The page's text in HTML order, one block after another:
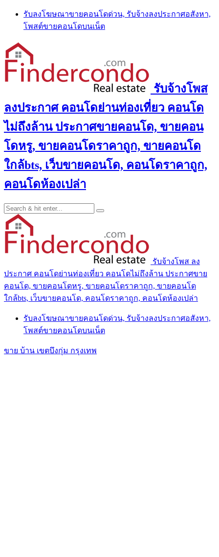
Skip
content
รับลงโฆษณาขายคอนโดด่วน, รับจ้างลงประกาศอสังหา,
โพสต์ขายคอนโดบนเน็ต
รับจ้างโพส
ลงประกาศ คอนโดย่านท่องเที่ยว คอนโด
ไม่ถึงล้าน ประกาศขายคอนโด, ขายคอน
โดหรู, ขายคอนโดราคาถูก, ขายคอนโด
ใกล้bts, เว็บขายคอนโด, คอนโดราคาถูก,
คอนโดห้องเปล่า
รับจ้างโพส ลง
ประกาศ คอนโดย่านท่องเที่ยว คอนโดไม่ถึงล้าน ประกาศขาย
คอนโด, ขายคอนโดหรู, ขายคอนโดราคาถูก, ขายคอนโด
ใกล้bts, เว็บขายคอนโด, คอนโดราคาถูก, คอนโดห้องเปล่า
รับลงโฆษณาขายคอนโดด่วน, รับจ้างลงประกาศอสังหา,
โพสต์ขายคอนโดบนเน็ต
ขาย บ้าน เขตบึงกุ่ม กรุงเทพ